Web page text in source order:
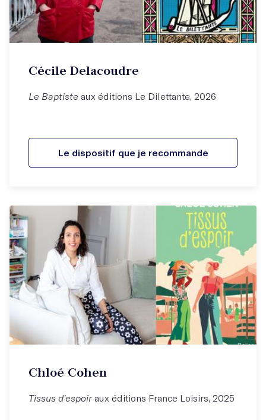
Cécile Delacoudre
Le Baptiste aux éditions Le Dilettante, 2026
Le dispositif que je recommande
Chloé Cohen
Tissus d'espoir aux éditions France Loisirs, 2025